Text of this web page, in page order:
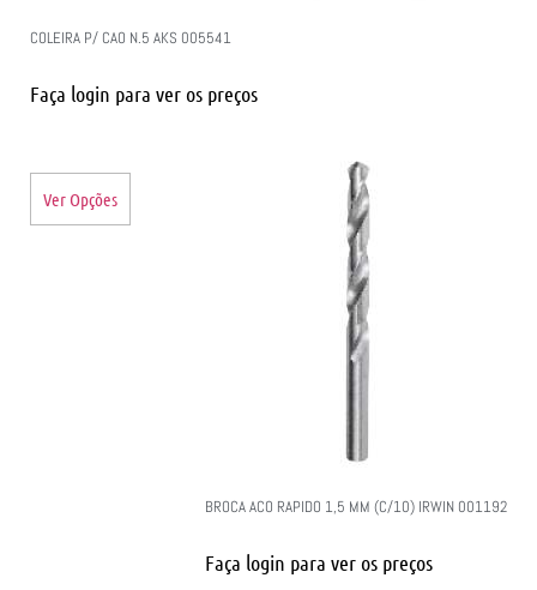
COLEIRA P/ CAO N.5 AKS 005541
Faça login para ver os preços
Ver Opções
BROCA ACO RAPIDO 1,5 MM (C/10) IRWIN 001192
Faça login para ver os preços